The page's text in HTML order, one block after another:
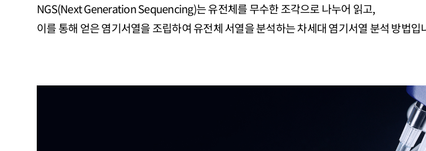
NGS(Next Generation Sequencing)는 유전체를 무수한 조각으로 나누어 읽고,
이를 통해 얻은 염기서열을 조립하여 유전체 서열을 분석하는 차세대 염기서열 분석 방법입